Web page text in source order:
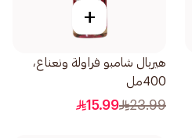
+
هيربال شامبو فراولة ونعناع،
400مل
23.99
15.99